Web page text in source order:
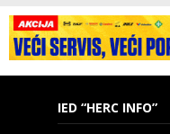
IED “HERC INFO”